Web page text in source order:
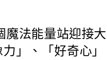
魔法能量站迎接
」、「好奇心